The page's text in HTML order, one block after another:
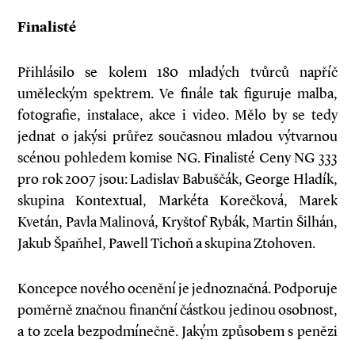
Finalisté
Přihlásilo se kolem 180 mladých tvůrců napříč
uměleckým spektrem. Ve finále tak figuruje malba,
fotografie, instalace, akce i video. Mělo by se tedy
jednat o jakýsi průřez současnou mladou výtvarnou
scénou pohledem komise NG. Finalisté Ceny NG 333
pro rok 2007 jsou: Ladislav Babuščák, George Hladík,
skupina Kontextual, Markéta Korečková, Marek
Kvetán, Pavla Malinová, Kryštof Rybák, Martin Šilhán,
Jakub Špaňhel, Pawell Tichoň a skupina Ztohoven.
Koncepce nového ocenění je jednoznačná. Podporuje
poměrně značnou finanční částkou jedinou osobnost,
a to zcela bezpodmínečně. Jakým způsobem s penězi